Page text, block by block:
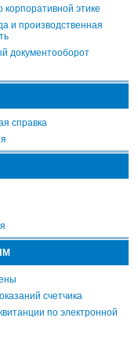
корпоративной этике
и производственная
документооборот
справка
счетчика
по электронной